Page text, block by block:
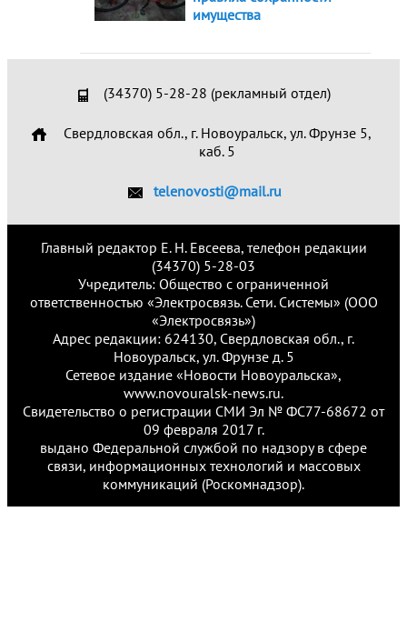
имущества
(34370) 5-28-28 (рекламный отдел)
Свердловская обл., г. Новоуральск, ул. Фрунзе 5,
каб. 5
telenovosti@mail.ru
Главный редактор Е. Н. Евсеева, телефон редакции
(34370) 5-28-03
Учредитель: Общество с ограниченной
ответственностью «Электросвязь. Сети. Системы» (ООО
«Электросвязь»)
Адрес редакции: 624130, Свердловская обл., г.
Новоуральск, ул. Фрунзе д. 5
Сетевое издание «Новости Новоуральска»,
www.novouralsk-news.ru.
Свидетельство о регистрации СМИ Эл № ФС77-68672 от
09 февраля 2017 г.
выдано Федеральной службой по надзору в сфере
связи, информационных технологий и массовых
коммуникаций (Роскомнадзор).